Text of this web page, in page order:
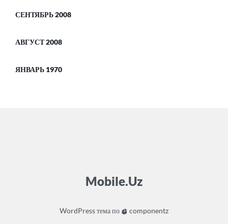
СЕНТЯБРЬ 2008
АВГУСТ 2008
ЯНВАРЬ 1970
Mobile.Uz
WordPressтема по componentz